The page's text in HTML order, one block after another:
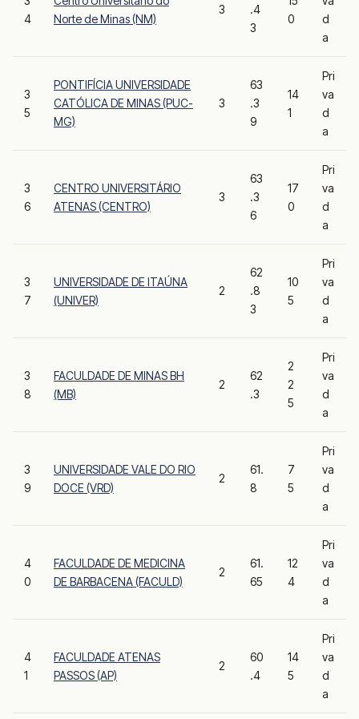
4
Norte de Minas (NM)
3
.4
3
0
d
a
3
5
PONTIFÍCIA UNIVERSIDADE
CATÓLICA DE MINAS (PUC-
MG)
3
63
.3
9
14
1
Pri
va
d
a
3
6
CENTRO UNIVERSITÁRIO
ATENAS (CENTRO)
3
63
.3
6
17
0
Pri
va
d
a
3
7
UNIVERSIDADE DE ITAÚNA
(UNIVER)
2
62
.8
3
10
5
Pri
va
d
a
3
8
FACULDADE DE MINAS BH
(MB)
2
62
.3
2
2
5
Pri
va
d
a
3
9
UNIVERSIDADE VALE DO RIO
DOCE (VRD)
2
61.
8
7
5
Pri
va
d
a
4
0
FACULDADE DE MEDICINA
DE BARBACENA (FACULD)
2
61.
65
12
4
Pri
va
d
a
4
1
FACULDADE ATENAS
PASSOS (AP)
2
60
.4
14
5
Pri
va
d
a